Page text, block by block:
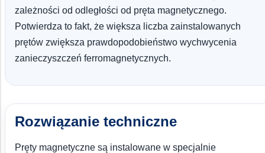
zależności od odległości od pręta magnetycznego.
Potwierdza to fakt, że większa liczba zainstalowanych
prętów zwiększa prawdopodobieństwo wychwycenia
zanieczyszczeń ferromagnetycznych.
Rozwiązanie techniczne
Pręty magnetyczne są instalowane w specjalnie